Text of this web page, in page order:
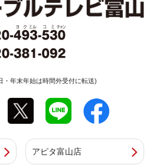
・年末年始は時間外受付に転送)
アピタ富山店